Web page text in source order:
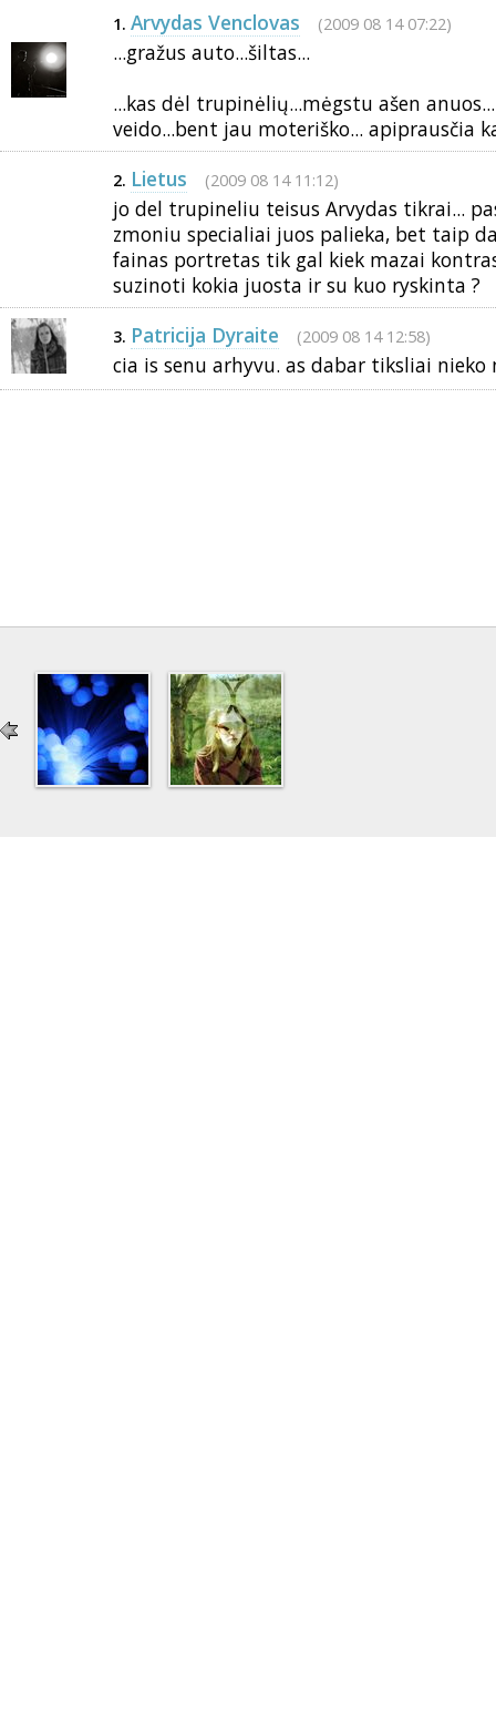
1. Arvydas Venclovas (2009 08 14 07:22)
...gražus auto...šiltas...
...kas dėl trupinėlių...mėgstu ašen
veido...bent jau moteriško... apiprausčia
2. Lietus (2009 08 14 11:12)
jo del trupineliu teisus Arvydas tikrai...
zmoniu specialiai juos palieka, bet taip
fainas portretas tik gal kiek mazai
suzinoti kokia juosta ir su kuo ryskinta ?
3. Patricija Dyraite (2009 08 14 12:58)
cia is senu arhyvu. as dabar tiksliai